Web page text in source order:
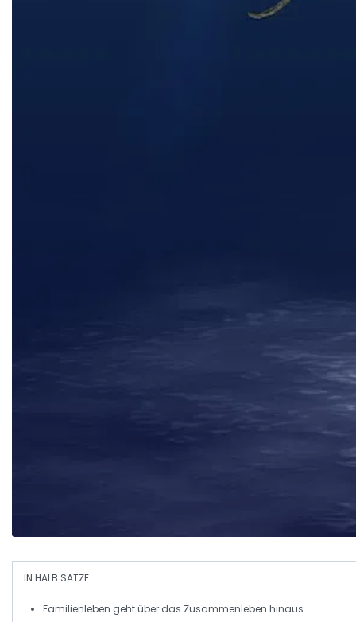
IN HALB SÄTZE
Familienleben geht über das Zusammenleben hinaus.